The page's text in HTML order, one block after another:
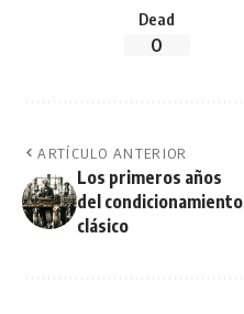
Dead
0
ARTÍCULO ANTERIOR
Los primeros años
del condicionamiento
clásico